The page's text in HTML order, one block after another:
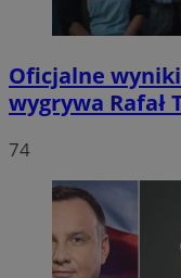
Oficjalne
wygrywa Rafał
74